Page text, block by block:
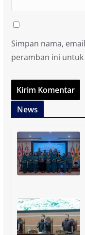
Simpan nama,
peramban ini
News